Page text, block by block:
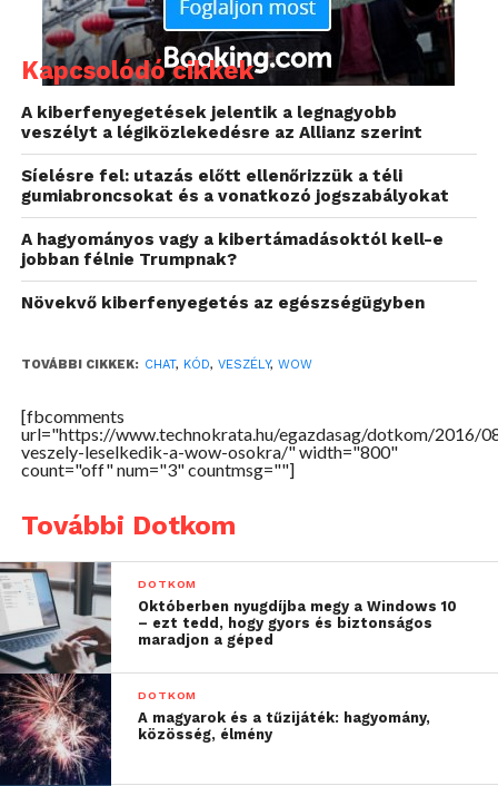
Hogyan védekezhetnek a WoW játékosok?
A legfontosabb, hogy a chat-ablakba nem szabad
bővítményeket szeretne valaki telepíteni – a már
folyamatosan naprakészen kell tartani.
A konkrét sérülékenységet kizárólag a Blizzard
foltozhatja be, de a cég már jelezte, hogy a
következő frissítéssel ez hamarosan megtörténik.
Kapcsolódó cikkek
A kiberfenyegetések jelentik a legnagyobb
veszélyt a légiközlekedésre az Allianz szerint
Síelésre fel: utazás előtt ellenőrizzük a téli
gumiabroncsokat és a vonatkozó jogszabályokat
A hagyományos vagy a kibertámadásoktól kell-e
jobban félnie Trumpnak?
Növekvő kiberfenyegetés az egészségügyben
TOVÁBBI CIKKEK: CHAT, KÓD, VESZÉLY, WOW
[fbcomments
url="https://www.technokrata.hu/egazdasag/dotkom/2016/
veszely-leselkedik-a-wow-osokra/" width="800"
count="off" num="3" countmsg=""]
További Dotkom
DOTKOM
Októberben nyugdíjba megy a Windows 10
– ezt tedd, hogy gyors és biztonságos
maradjon a géped
DOTKOM
A magyarok és a tűzijáték: hagyomány,
közösség, élmény